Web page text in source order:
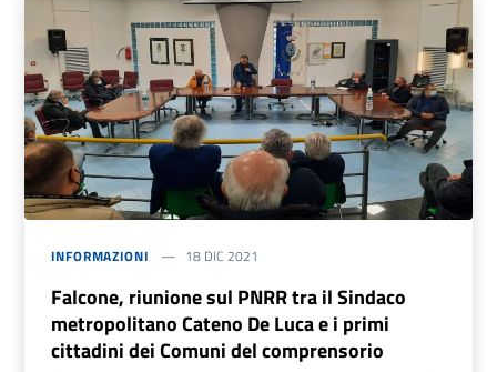
INFORMAZIONI 18 DIC 2021
Falcone, riunione sul PNRR tra il Sindaco
metropolitano Cateno De Luca e i primi
cittadini dei Comuni del comprensorio